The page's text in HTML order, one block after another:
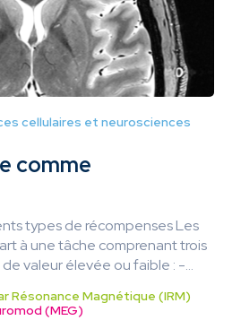
cellulaires et neurosciences
comme
types de récompenses Les
à une tâche comprenant trois
valeur élevée ou faible : -...
Résonance Magnétique (IRM)
(MEG)